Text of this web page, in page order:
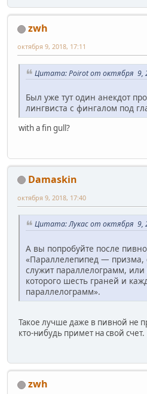
zwh
октября 9, 2018, 17:11
Цитата: Poirot от октября 9,
Был уже тут один анекдот
лингвиста с фингалом под
with a fin gull?
Damaskin
октября 9, 2018, 17:40
Цитата: Лукас от октября 9,
А вы попробуйте после
«Параллелепипед — призма,
служит параллелограмм,
которого шесть граней и
параллелограмм».
Такое лучше даже в пивной не
кто-нибудь примет на свой счет.
zwh